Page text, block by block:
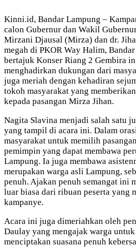
Kinni.id, Bandar Lampung –
calon Gubernur dan Wakil
Mirzani Djausal (Mirza) dan dr.
megah di PKOR Way Halim,
bertajuk Konser Riang 2 Gembira
menghadirkan dukungan dari
juga meriah dengan kehadiran
tokoh masyarakat yang
kepada pasangan Mirza Jihan.
Nagita Slavina menjadi salah satu
yang tampil di acara ini. Dalam
masyarakat untuk memilih
pemimpin yang dapat membawa
Lampung. Ia juga membawa
merupakan warga asli Lampung,
penuh. Ajakan penuh semangat ini
luar biasa dari ribuan peserta yang
kampanye.
Acara ini juga dimeriahkan oleh
Daulay yang mengajak warga
menciptakan suasana penuh